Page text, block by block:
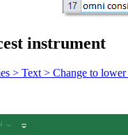
instrument
> Text > Change to lower